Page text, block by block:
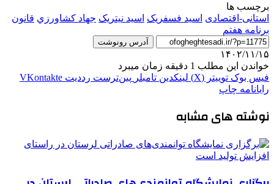
برچسب ها
استانی-اقتصادی اسید فسفریک اسید نیتریک جهاد كشاورزي قانون
برنامه هفتم
آدرس رونوشت
۱۴۰۲/۱۱/۱۵
خواندن این مطلب 1 دقیقه زمان میبرد
فیس بوک توییتر (X) لینکدین ‫تامبلر ‫پین‌ترست ‫رددیت ‫VKontakte
رایانامه چاپ
نوشته های مشابه